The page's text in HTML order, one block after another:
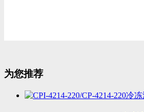
为您推荐